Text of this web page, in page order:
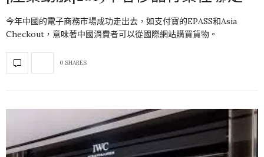
今年中國的電子商務市場成功走出去，如支付寶的EPASS和Asia
Checkout，意味著中國消費者可以從國際網站購買貨物。
0 SHARES